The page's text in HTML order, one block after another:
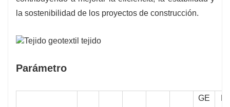
la sostenibilidad de los proyectos de construcción.
Parámetro
GE